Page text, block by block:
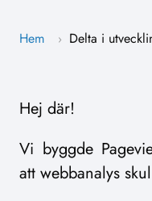
Hem › Delta i
Hej där!
Vi byggde
att webbanalys